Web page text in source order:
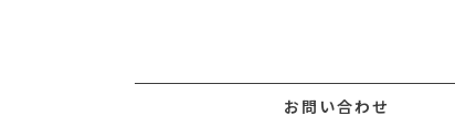
お問い合わせ